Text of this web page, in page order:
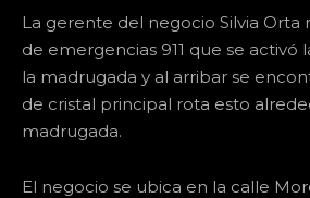
La gerente del negocio Silvia
de emergencias 911 que se activó
la madrugada y al arribar se
de cristal principal rota esto
madrugada.
El negocio se ubica en la calle